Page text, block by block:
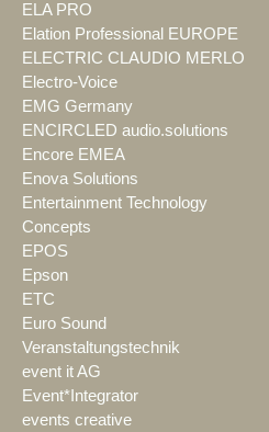
ELA PRO
Elation Professional EUROPE
ELECTRIC CLAUDIO MERLO
Electro-Voice
EMG Germany
ENCIRCLED audio.solutions
Encore EMEA
Enova Solutions
Entertainment Technology
Concepts
EPOS
Epson
ETC
Euro Sound
Veranstaltungstechnik
event it AG
Event*Integrator
events creative